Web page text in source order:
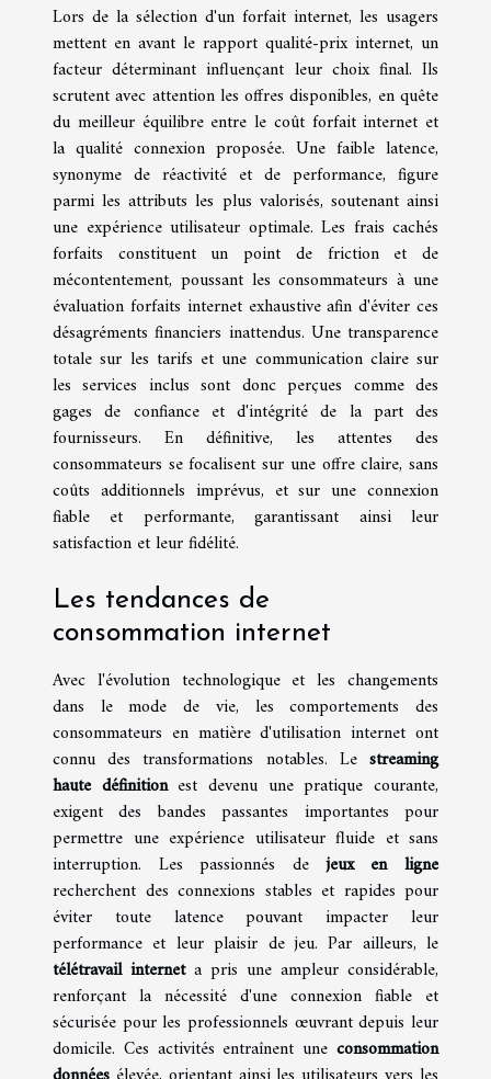
Lors de la sélection d'un forfait internet, les usagers
mettent en avant le rapport qualité-prix internet, un
facteur déterminant influençant leur choix final. Ils
scrutent avec attention les offres disponibles, en quête
du meilleur équilibre entre le coût forfait internet et
la qualité connexion proposée. Une faible latence,
synonyme de réactivité et de performance, figure
parmi les attributs les plus valorisés, soutenant ainsi
une expérience utilisateur optimale. Les frais cachés
forfaits constituent un point de friction et de
mécontentement, poussant les consommateurs à une
évaluation forfaits internet exhaustive afin d'éviter ces
désagréments financiers inattendus. Une transparence
totale sur les tarifs et une communication claire sur
les services inclus sont donc perçues comme des
gages de confiance et d'intégrité de la part des
fournisseurs. En définitive, les attentes des
consommateurs se focalisent sur une offre claire, sans
coûts additionnels imprévus, et sur une connexion
fiable et performante, garantissant ainsi leur
satisfaction et leur fidélité.
Les tendances de
consommation internet
Avec l'évolution technologique et les changements
dans le mode de vie, les comportements des
consommateurs en matière d'utilisation internet ont
connu des transformations notables. Le streaming
haute définitionest devenu une pratique courante,
exigent des bandes passantes importantes pour
permettre une expérience utilisateur fluide et sans
interruption. Les passionnés dejeux en ligne
recherchent des connexions stables et rapides pour
éviter toute latence pouvant impacter leur
performance et leur plaisir de jeu. Par ailleurs, le
télétravail interneta pris une ampleur considérable,
renforçant la nécessité d'une connexion fiable et
sécurisée pour les professionnels œuvrant depuis leur
domicile. Ces activités entraînent une consommation